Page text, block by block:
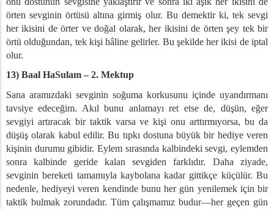
örten sevginin örtüsü altına girmiş olur. Bu demektir ki, tek sevgi
her ikisini de örter ve doğal olarak, her ikisini de örten şey tek bir
örtü olduğundan, tek kişi hâline gelirler. Bu şekilde her ikisi de iptal
olur.
13) Baal HaSulam – 2. Mektup
Sana aramızdaki sevginin soğuma korkusunu içinde uyandırmanı
tavsiye edeceğim. Akıl bunu anlamayı ret etse de, düşün, eğer
sevgiyi artıracak bir taktik varsa ve kişi onu arttırmıyorsa, bu da
düşüş olarak kabul edilir. Bu tıpkı dostuna büyük bir hediye veren
kişinin durumu gibidir. Eylem sırasında kalbindeki sevgi, eylemden
sonra kalbinde geride kalan sevgiden farklıdır. Daha ziyade,
sevginin bereketi tamamıyla kaybolana kadar gittikçe küçülür. Bu
nedenle, hediyeyi veren kendinde bunu her gün yenilemek için bir
taktik bulmak zorundadır. Tüm çalışmamız budur—her geçen gün